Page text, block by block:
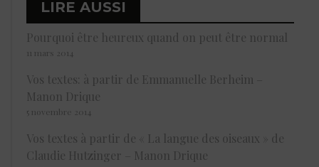
LIRE AUSSI
Pourquoi être heureux quand on peut être normal
11 mars 2014
Vos textes: à partir de Emmanuelle Berheim –
Manon Drique
5 novembre 2014
Vos textes à partir de « La langue des oiseaux » de
Claudie Hutzinger – Manon Drique